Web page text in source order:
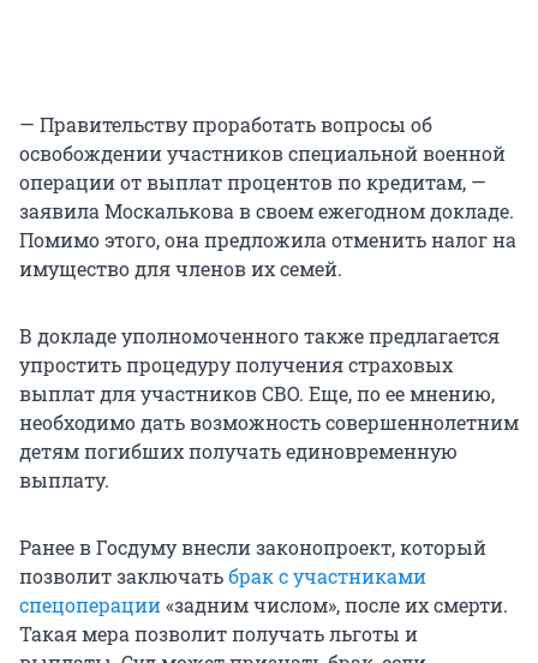
— Правительству проработать вопросы об
освобождении участников специальной военной
операции от выплат процентов по кредитам, —
заявила Москалькова в своем ежегодном докладе.
Помимо этого, она предложила отменить налог на
имущество для членов их семей.
В докладе уполномоченного также предлагается
упростить процедуру получения страховых
выплат для участников СВО. Еще, по ее мнению,
необходимо дать возможность совершеннолетним
детям погибших получать единовременную
выплату.
Ранее в Госдуму внесли законопроект, который
позволит заключатьбрак с участниками
спецоперации«задним числом», после их смерти.
Такая мера позволит получать льготы и